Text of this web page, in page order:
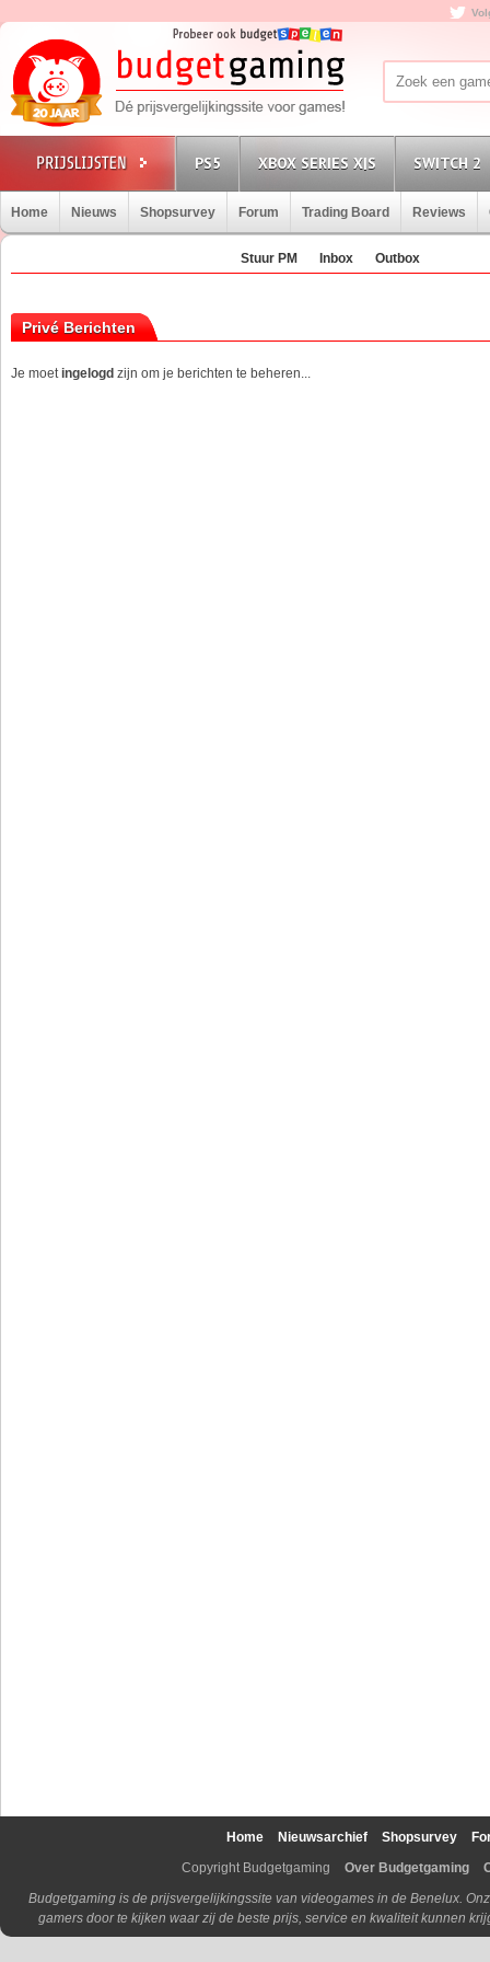
PS5 XBOX SERIES X|S SWITCH 2
Home Nieuws Shopsurvey Forum Trading Board Reviews
Stuur PM Inbox Outbox
Privé Berichten
Je moetingelogd zijn om je berichten te beheren...
Home Nieuwsarchief Shopsurvey
Copyright Budgetgaming
Over Budgetgaming
Budgetgaming is de prijsvergelijkingssite van videogames in de Benelux.
gamers door te kijken waar zij de beste prijs, service en kwaliteit kunnen